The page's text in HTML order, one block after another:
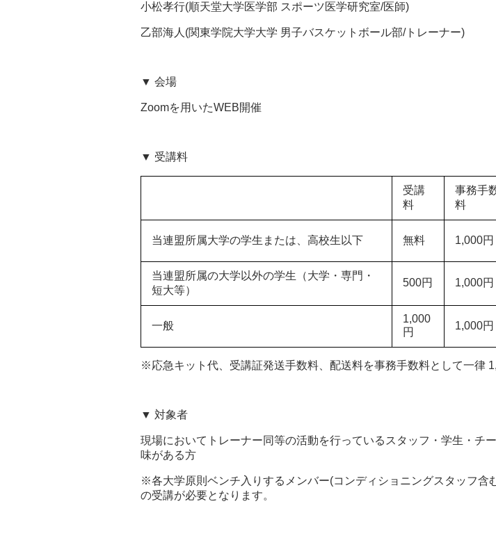
小松孝行(順天堂大学医学部 スポーツ医学研究室/医師)
乙部海人(関東学院大学大学 男子バスケットボール部/トレーナー)
▼ 会場
Zoomを用いたWEB開催
▼ 受講料
受講
料
事務手
料
当連盟所属大学の学生または、高校生以下 無料 1,000円
当連盟所属の大学以外の学生（大学・専門・
短大等）
500円 1,000円
一般
1,000
円
1,000円
※応急キット代、受講証発送手数料、配送料を事務手数料として一律
▼ 対象者
現場においてトレーナー同等の活動を行っているスタッフ・学生・チ
味がある方
※各大学原則ベンチ入りするメンバー(コンディショニングスタッフ含
の受講が必要となります。